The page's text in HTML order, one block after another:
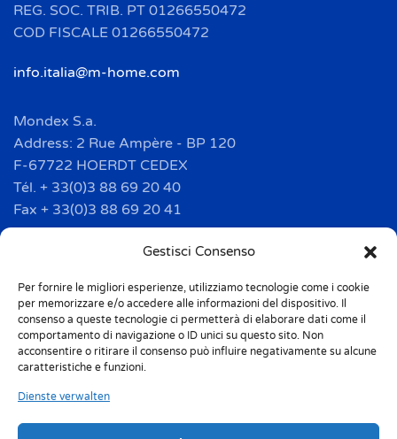
Gestisci Consenso
Per fornire le migliori esperienze, utilizziamo tecnologie come i cookie
per memorizzare e/o accedere alle informazioni del dispositivo. Il
consenso a queste tecnologie ci permetterà di elaborare dati come il
comportamento di navigazione o ID unici su questo sito. Non
acconsentire o ritirare il consenso può influire negativamente su alcune
caratteristiche e funzioni.
Dienste verwalten
REG. SOC. TRIB. PT 01266550472
COD FISCALE 01266550472
info.italia@m-home.com
Mondex S.a.
Address: 2 Rue Ampère - BP 120
F-67722 HOERDT CEDEX
Tél. + 33(0)3 88 69 20 40
Fax + 33(0)3 88 69 20 41
info.france@m-home.com
Mondex Menaje España S.a.
Address: Ctra de Girona, km. 101.5
E-17160 Angles (Girona)
Tel. + 34 9 72 42 32 50
info.spain@m-home.com